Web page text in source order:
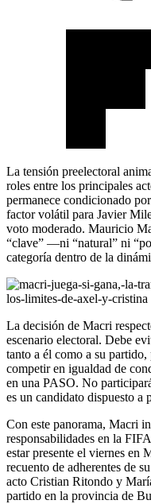
La tensión preelectoral
roles entre los principales
permanece condicionado
factor volátil para Javier
voto moderado. Mauricio
“clave” —ni “natural” ni
categoría dentro de la
La decisión de Macri
escenario electoral. Debe
tanto a él como a su partido,
competir en igualdad de
en una PASO. No
es un candidato dispuesto a
Con este panorama, Macri
responsabilidades en la
estar presente el viernes en
recuento de adherentes de
acto Cristian Ritondo y
partido en la provincia de